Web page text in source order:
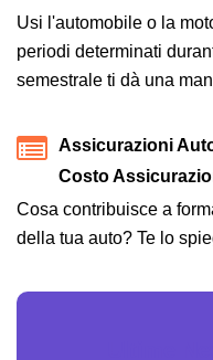
Usi l'automobile o la
periodi determinati
semestrale ti dà una
Assicurazioni
Costo
Cosa contribuisce a
della tua auto? Te lo